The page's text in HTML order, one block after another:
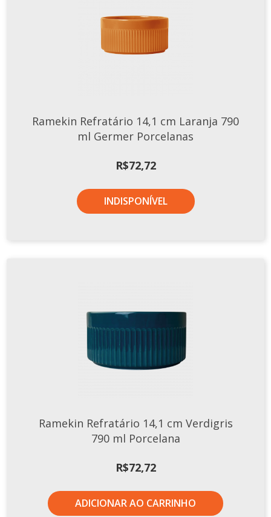
Ramekin Refratário 14,1 cm Laranja 790
ml Germer Porcelanas
R$72,72
INDISPONÍVEL
Ramekin Refratário 14,1 cm Verdigris
790 ml Porcelana
R$72,72
ADICIONAR AO CARRINHO